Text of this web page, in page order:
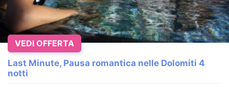
Last Minute, Pausa romantica nelle Dolomiti 4
notti
VEDI OFFERTA